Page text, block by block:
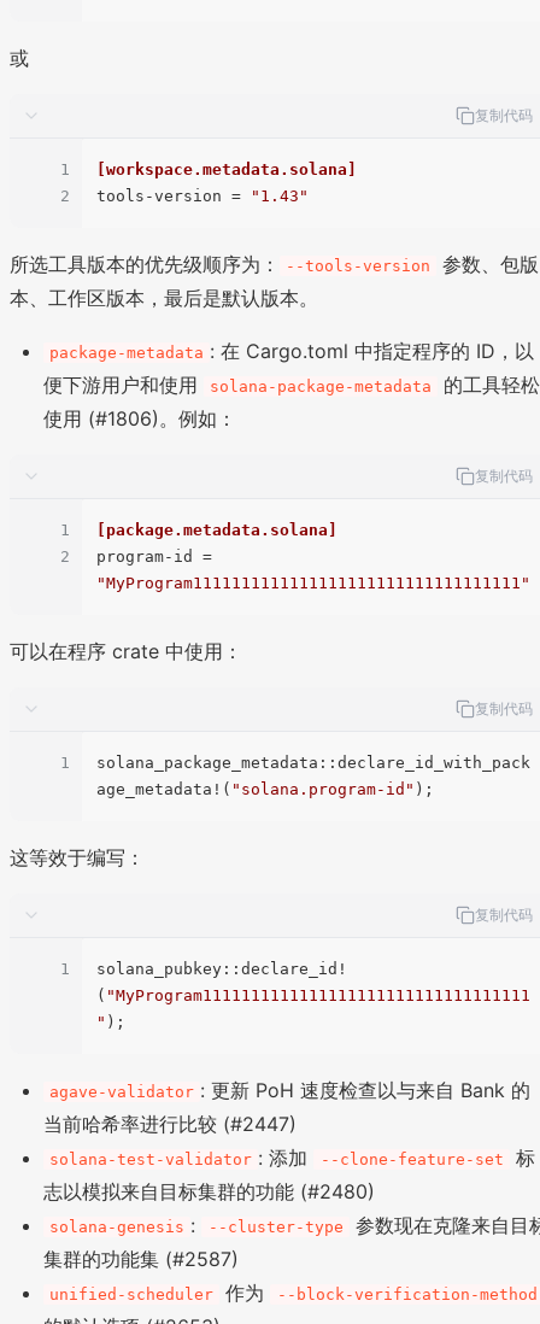
或
复制代码
1
2
[workspace.metadata.solana]
tools-version = "1.43"
所选工具版本的优先级顺序为： --tools-version
参数、包版
本、工作区版本，最后是默认版本。
package-metadata : 在 Cargo.toml 中指定程序的 ID，以
便下游用户和使用
solana-package-metadata
的工具轻松
使用 (#1806)。例如：
复制代码
1
2
[package.metadata.solana]
program-id
"MyProgram1111111111111111111111111111111111"
可以在程序 crate 中使用：
复制代码
1
solana_package_metadata::declare_id_with_pack
age_metadata!( "solana.program-id"
这等效于编写：
复制代码
1
solana_pubkey::declare_id!
( "MyProgram1111111111111111111111111111111111
"
agave-validator : 更新 PoH 速度检查以与来自 Bank 的
当前哈希率进行比较 (#2447)
solana-test-validator : 添加 --clone-feature-set
标
志以模拟来自目标集群的功能 (#2480)
solana-genesis : --cluster-type
参数现在克隆来自目
集群的功能集 (#2587)
unified-scheduler 作为 --block-verification-method